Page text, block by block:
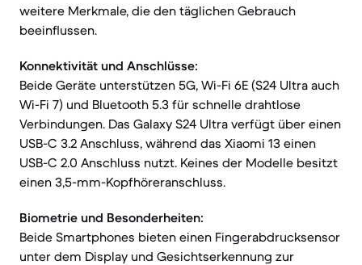
weitere Merkmale, die den täglichen Gebrauch
beeinflussen.
Konnektivität und Anschlüsse:
Beide Geräte unterstützen 5G, Wi-Fi 6E (S24 Ultra auch
Wi-Fi 7) und Bluetooth 5.3 für schnelle drahtlose
Verbindungen. Das Galaxy S24 Ultra verfügt über einen
USB-C 3.2 Anschluss, während das Xiaomi 13 einen
USB-C 2.0 Anschluss nutzt. Keines der Modelle besitzt
einen 3,5-mm-Kopfhöreranschluss.
Biometrie und Besonderheiten:
Beide Smartphones bieten einen Fingerabdrucksensor
unter dem Display und Gesichtserkennung zur